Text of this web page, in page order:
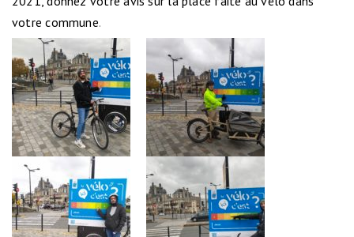
votre commune.